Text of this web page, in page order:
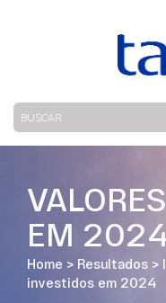
EM
Home > Resultados >
investidos em 2024